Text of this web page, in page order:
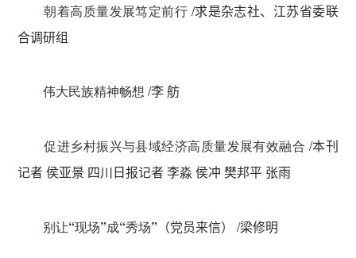
朝着高质量发展笃定前行 /求是杂志社、江苏省委联
合调研组
伟大民族精神畅想 /李 舫
促进乡村振兴与县域经济高质量发展有效融合 /本刊
记者 侯亚景 四川日报记者 李淼 侯冲 樊邦平 张雨
别让“现场”成“秀场” （党员来信） /梁修明